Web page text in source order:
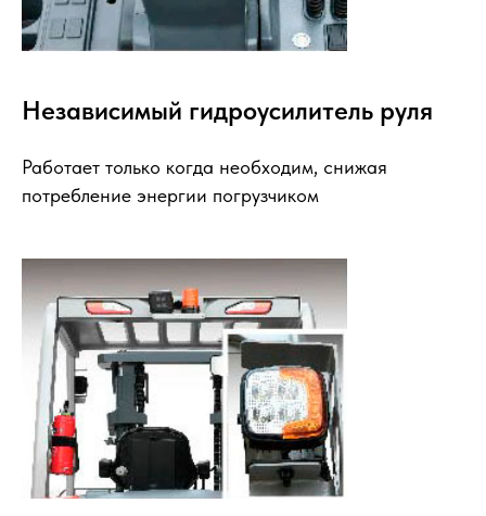
Независимый гидроусилитель руля
Работает только когда необходим, снижая
потребление энергии погрузчиком